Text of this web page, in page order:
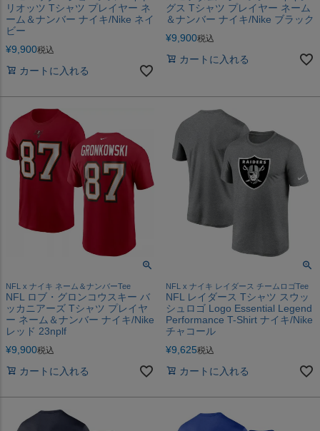
リオッツ Tシャツ プレイヤー ネ
ーム＆ナンバー ナイキ/Nike ネイ
ビー
¥9,900税込
カートに入れる
グス Tシャツ プレイヤー ネーム
＆ナンバー ナイキ/Nike ブラック
¥9,900税込
カートに入れる
NFL x ナイキ ネーム＆ナンバーTee
NFL ロブ・グロンコウスキー バ
ッカニアーズ Tシャツ プレイヤ
ー ネーム＆ナンバー ナイキ/Nike
レッド 23nplf
¥9,900税込
カートに入れる
NFL x ナイキ レイダース チームロゴTee
NFL レイダース Tシャツ スウッ
シュロゴ Logo Essential Legend
Performance T-Shirt ナイキ/Nike
チャコール
¥9,625税込
カートに入れる